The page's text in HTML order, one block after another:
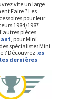
vite un large
Faire ? Les
pour leur
1984/1987
pièces
, pour Mini,
spécialistes Mini
? Découvrez les
les dernières